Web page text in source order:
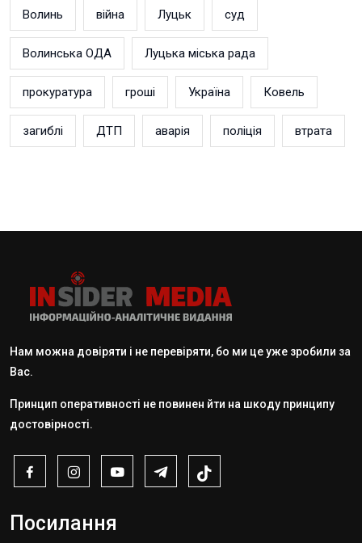
Волинь війна Луцьк суд
Волинська ОДА Луцька міська рада
прокуратура гроші Україна Ковель
загиблі ДТП аварія поліція втрата
Нам можна довіряти і не перевіряти, бо ми це уже зробили за
Вас.
Принцип оперативності не повинен йти на шкоду принципу
достовірності.
Посилання